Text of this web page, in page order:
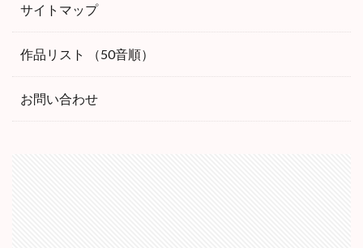
サイトマップ
作品リスト （50音順）
お問い合わせ